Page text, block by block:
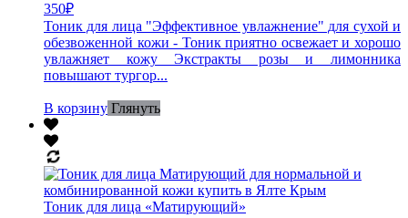
350₽
Тоник для лица "Эффективное увлажнение" для сухой и
обезвоженной кожи - Тоник приятно освежает и хорошо
увлажняет кожу Экстракты розы и лимонника
повышают тургор...
В корзину Глянуть
Тоник для лица «Матирующий»